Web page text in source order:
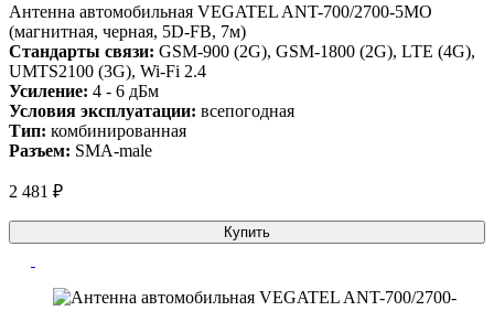
Антенна автомобильная VEGATEL ANT-700/2700-5MO
(магнитная, черная, 5D-FB, 7м)
Стандарты связи: GSM-900 (2G), GSM-1800 (2G), LTE (4G),
UMTS2100 (3G), Wi-Fi 2.4
Усиление: 4 - 6 дБм
Условия эксплуатации: всепогодная
Тип: комбинированная
Разъем: SMA-male
2 481 ₽
Купить